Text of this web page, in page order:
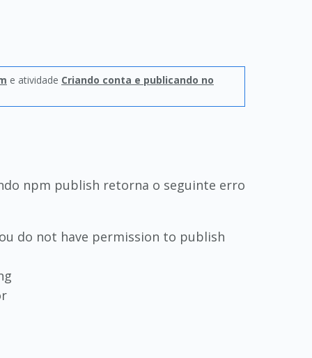
e atividade Criando conta e publicando no
npm publish retorna o seguinte erro
do not have permission to publish